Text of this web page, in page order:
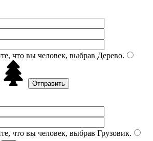
что вы человек, выбрав Дерево.
что вы человек, выбрав Грузовик.